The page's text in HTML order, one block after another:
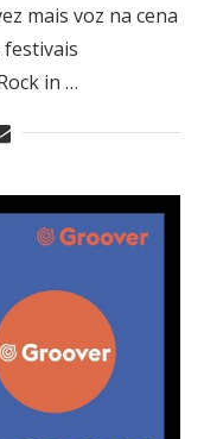
mais voz na cena
in …